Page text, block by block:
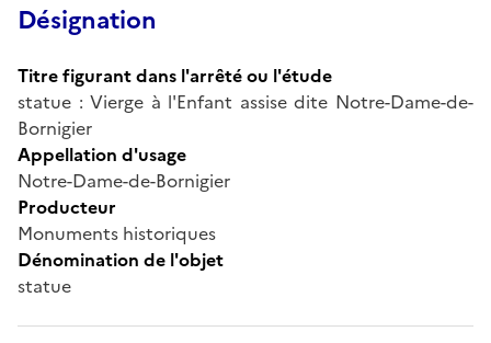
Désignation
Titre figurant dans l'arrêté ou l'étude
statue : Vierge à l'Enfant assise dite Notre-Dame-de-
Bornigier
Appellation d'usage
Notre-Dame-de-Bornigier
Producteur
Monuments historiques
Dénomination de l'objet
statue